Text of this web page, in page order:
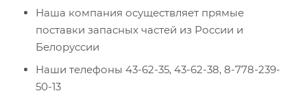
Наша компания осуществляет прямые
поставки запасных частей из России и
Белоруссии
Наши телефоны 43-62-35, 43-62-38, 8-778-239-
50-13